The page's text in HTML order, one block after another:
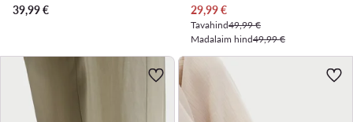
39,99€
Praegune hind
29,99€
Tavahind49,99 €
Madalaim hind49,99 €